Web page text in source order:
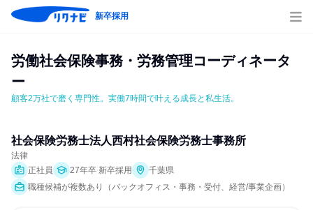
新卒採用
労働社会保険事務・労務管理コーディネータ
ー
顧客2万社で磨く専門性。実働7時間で叶える成長と私生活。
社会保険労務士法人西村社会保険労務士事務所
法律
正社員
27年卒 新卒採用
千葉県
職種候補が複数あり（バックオフィス・事務・受付、経営/事業企画）